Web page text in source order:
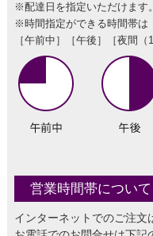
※配達日を指定いただけます。
※時間指定ができる時間帯は
［午前中］［午後］［夜間
営業時間帯について
インターネットでのご注文